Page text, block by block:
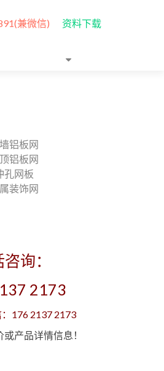
兼微信) 资料下载
铝板网
铝板网
孔网板
装饰网
询：
2173
176 2137 2173
产品详情信息！